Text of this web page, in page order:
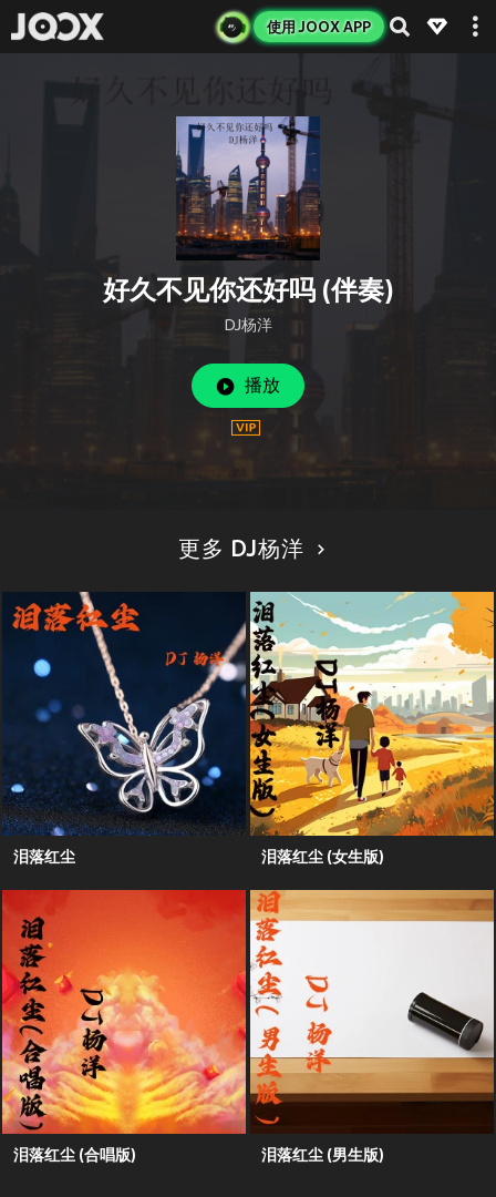
使用 JOOX APP
好久不见你还好吗 (伴奏)
DJ杨洋
播放
更多 DJ杨洋
泪落红尘 泪落红尘 (女生版)
泪落红尘 (合唱版) 泪落红尘 (男生版)